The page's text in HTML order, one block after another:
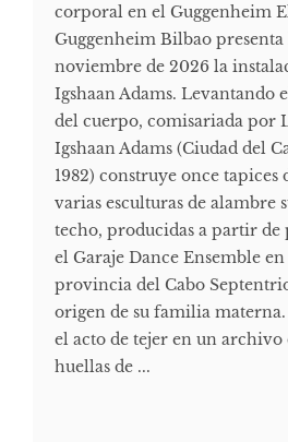
corporal en el Guggenheim
Guggenheim Bilbao presenta
noviembre de 2026 la
Igshaan Adams. Levantando
del cuerpo, comisariada por
Igshaan Adams (Ciudad del
1982) construye once
varias esculturas de alambre
techo, producidas a partir
el Garaje Dance Ensemble
provincia del Cabo
origen de su familia
el acto de tejer en un archivo
huellas de ...